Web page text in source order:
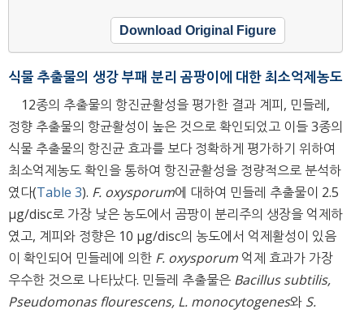
Download Original Figure
식물 추출물의 생강 부패 분리 곰팡이에 대한 최소억제농도
12종의 추출물의 항진균활성을 평가한 결과 계피, 민들레,
정향 추출물의 항균활성이 높은 것으로 확인되었고 이들 3종의
식물 추출물의 항진균 효과를 보다 정확하게 평가하기 위하여
최소억제농도 확인을 통하여 항진균활성을 정량적으로 분석하
였다(Table 3). F. oxysporum에 대하여 민들레 추출물이 2.5
μg/disc로 가장 낮은 농도에서 곰팡이 분리주의 생장을 억제하
였고, 계피와 정향은 10 μg/disc의 농도에서 억제활성이 있음
이 확인되어 민들레에 의한 F. oxysporum 억제 효과가 가장
우수한 것으로 나타났다. 민들레 추출물은 Bacillus subtilis,
Pseudomonas flourescens, L. monocytogenes와 S.